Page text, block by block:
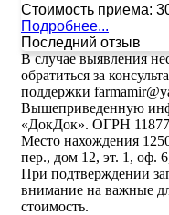
Стоимость приема:
Подробнее...
Последний отзыв
В случае выявления
обратиться за
поддержки
Вышеприведенную
«ДокДок». ОГРН
Место нахождения
пер., дом 12, эт. 1, оф.
При подтверждении
внимание на важные
стоимость.